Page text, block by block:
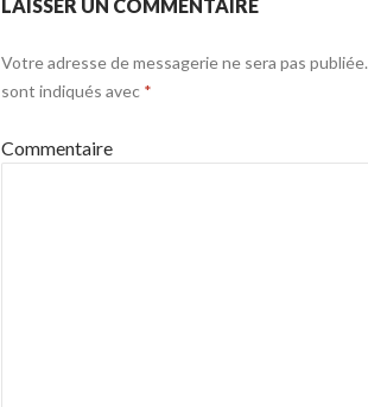
LAISSER UN COMMENTAIRE
Votre adresse de messagerie ne sera pas publiée.
sont indiqués avec *
Commentaire